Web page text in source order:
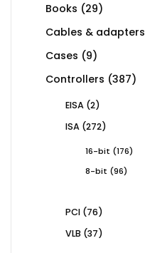
Books 2929
Cables & adapters
Cases 99
products
Controllers 387387
EISA 22
ISA 272272
16-bit 176176
8-bit
9696
PCI 7676
VLB 3737